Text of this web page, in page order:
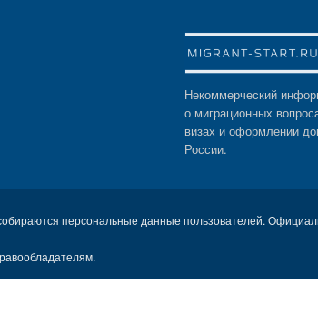
Некоммерческий
о миграционных
визах и оформлении
России.
персональные данные пользователей.